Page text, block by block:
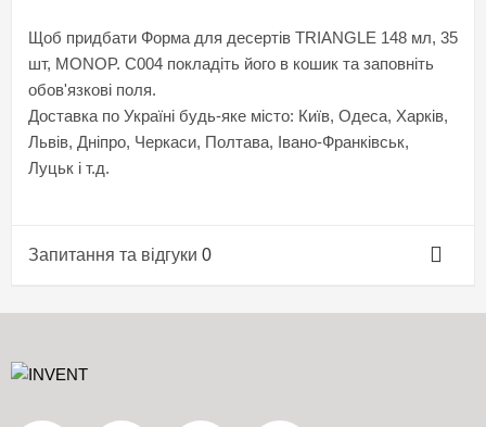
Щоб придбати Форма для десертів TRIANGLE 148 мл, 35
шт, MONOP. C004 покладіть його в кошик та заповніть
обов'язкові поля.
Доставка по Україні будь-яке місто: Київ, Одеса, Харків,
Львів, Дніпро, Черкаси, Полтава, Івано-Франківськ,
Луцьк і т.д.
Запитання та відгуки 0